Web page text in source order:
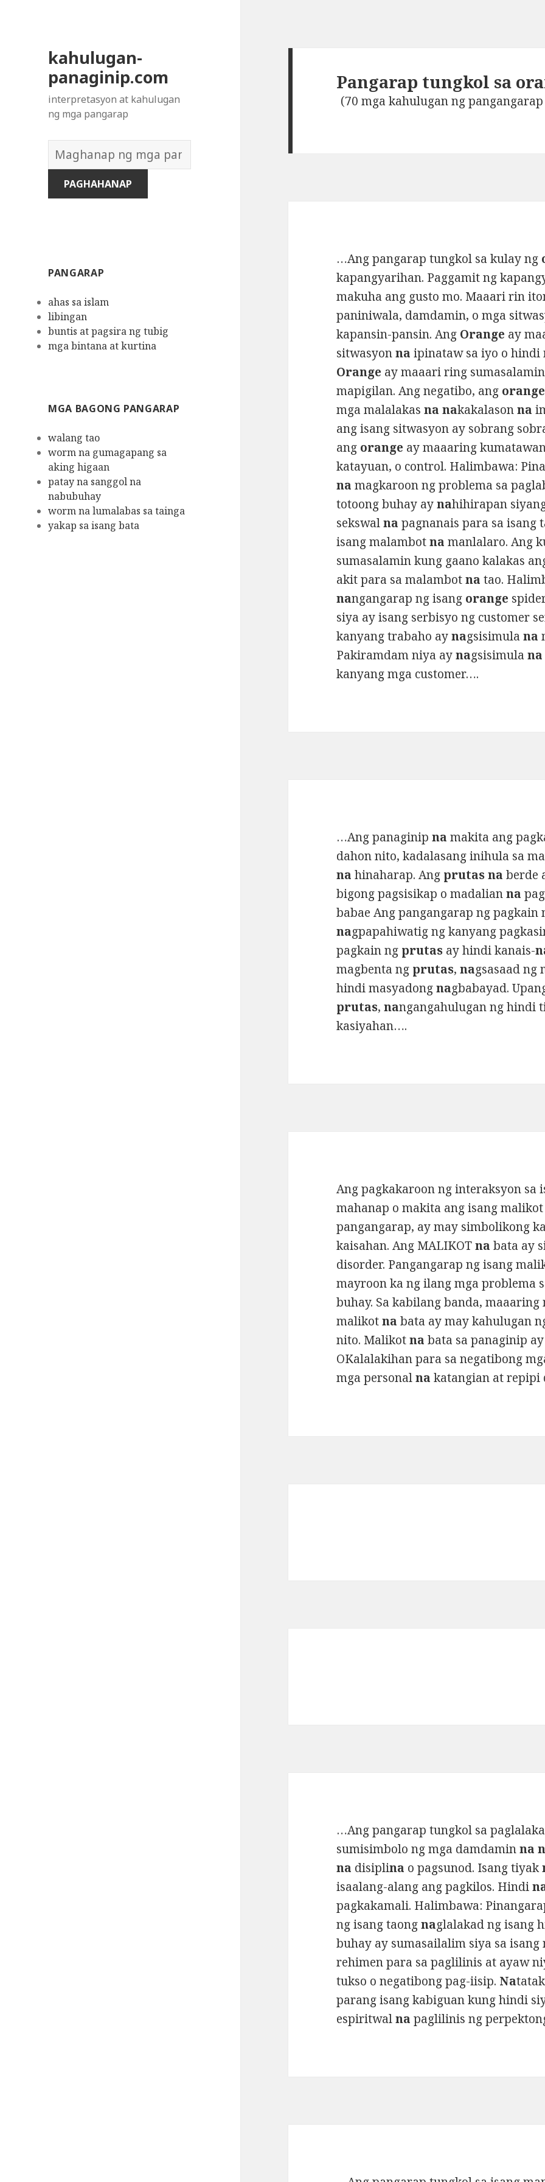
kahulugan-
panaginip.com
interpretasyon at kahulugan
ng mga pangarap
Diksyon
ng
Mga
PANGARAP
ahas sa islam
libingan
buntis at pagsira ng tubig
mga bintana at kurtina
MGA BAGONG PANGARAP
walang tao
worm na gumagapang sa
aking higaan
patay na sanggol na
nabubuhay
worm na lumalabas sa tainga
yakap sa isang bata
Pangarap tungkol sa
(70 mga kahulugan ng
…Ang pangarap tungkol sa kulay ng
kapangyarihan. Paggamit ng
makuha ang gusto mo. Maaari rin
paniniwala, damdamin, o mga
kapansin-pansin. Ang Orange ay
sitwasyonna ipinataw sa iyo o hindi
Orange ay maaari ring
mapigilan. Ang negatibo, ang orange
mga malalakasna nakakalasonna
ang isang sitwasyon ay sobrang
ang orange ay maaaring
katayuan, o control. Halimbawa:
na magkaroon ng problema sa
totoong buhay aynahihirapan
sekswalna pagnanais para sa isang
isang malambotna manlalaro. Ang
sumasalamin kung gaano kalakas
akit para sa malambotna tao.
nangangarap ng isang orange
siya ay isang serbisyo ng customer
kanyang trabaho aynagsisimulana
Pakiramdam niya aynagsisimulana
kanyang mga customer….
…Ang panaginipna makita ang
dahon nito, kadalasang inihula sa
na hinaharap. Ang prutas na berde
bigong pagsisikap o madalianna
babae Ang pangangarap ng pagkain
nagpapahiwatig ng kanyang
pagkain ng prutas ay hindi kanais-
magbenta ng prutas,nagsasaad ng
hindi masyadongnagbabayad.
prutas,nangangahulugan ng hindi
kasiyahan….
Ang pagkakaroon ng interaksyon sa
mahanap o makita ang isang
pangangarap, ay may simbolikong
kaisahan. Ang MALIKOTna bata ay
disorder. Pangangarap ng isang
mayroon ka ng ilang mga problema
buhay. Sa kabilang banda,
malikotna bata ay may kahulugan
nito. Malikotna bata sa panaginip
OKalalakihan para sa negatibong
mga personalna katangian at repipi
…Ang pangarap tungkol sa
sumisimbolo ng mga damdaminna
na disiplina o pagsunod. Isang tiyak
isaalang-alang ang pagkilos. Hindi
pagkakamali. Halimbawa:
ng isang taongnaglalakad ng isang
buhay ay sumasailalim siya sa
rehimen para sa paglilinis at ayaw
tukso o negatibong pag-iisip. Na
parang isang kabiguan kung hindi
espiritwalna paglilinis ng